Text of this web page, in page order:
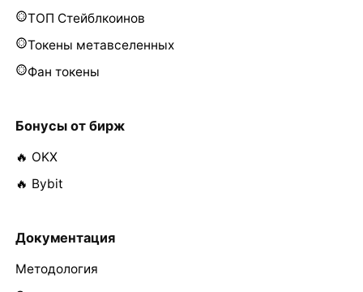
ТОП Стейблкоинов
Токены метавселенных
Фан токены
Бонусы от бирж
🔥 OKX
🔥 Bybit
Документация
Методология